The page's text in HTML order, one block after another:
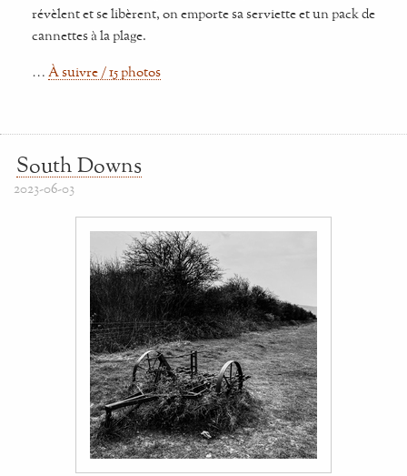
révèlent et se libèrent, on emporte sa serviette et un pack de
cannettes à la plage.
… À suivre / 15 photos
South Downs
2023-06-03